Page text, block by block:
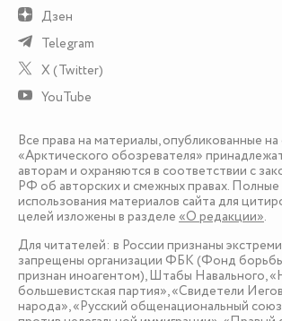
Дзен
Telegram
X (Twitter)
YouTube
Все права на материалы, опубликованные на
«Арктического обозревателя»
авторам и охраняются в соответствии с
РФ об авторских и смежных правах. Полные
использования материалов сайта для
целей изложены в разделе«О редакции».
Для читателей: в России признаны
запрещены организации ФБК (Фонд
признан иноагентом), Штабы Навального,
большевистская партия», «Свидетели
народа», «Русский общенациональный